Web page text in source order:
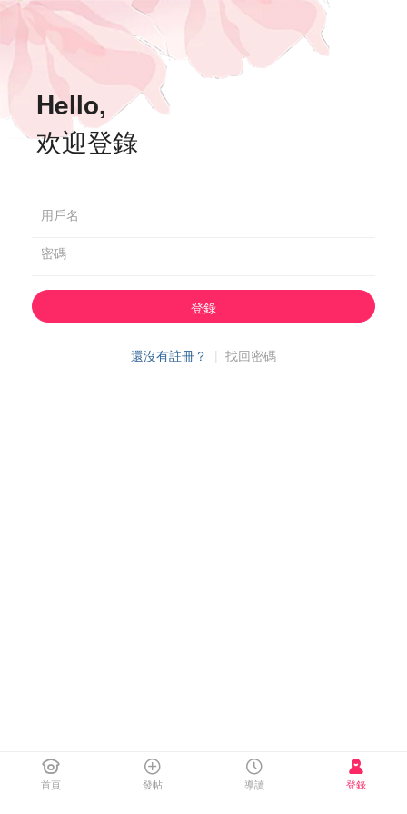
Hello,
欢迎登錄
用戶名
密碼
登錄
還沒有註冊？ | 找回密碼
首頁 發帖 導讀 登錄